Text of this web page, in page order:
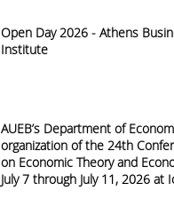
Open Day 2026 - Athens
Institute
AUEB’s Department of
organization of the 24th
on Economic Theory and
July 7 through July 11, 2026 at